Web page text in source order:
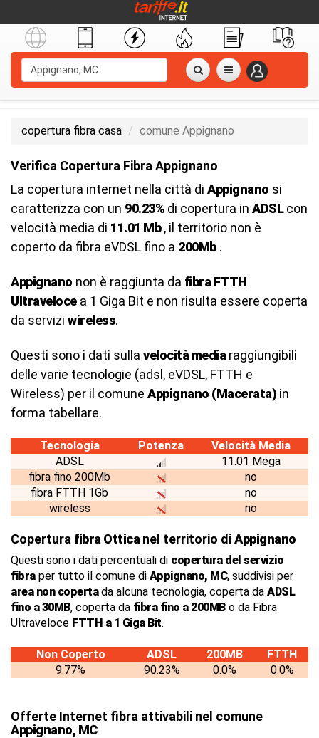
copertura fibra casa comune Appignano
Verifica Copertura Fibra Appignano
La copertura internet nella città di Appignano si
caratterizza con un 90.23% di copertura in ADSLcon
velocità media di 11.01 Mb, il territorio non è
coperto da fibra eVDSL fino a 200Mb.
Appignano non è raggiunta da fibra FTTH
Ultravelocea 1 Giga Bit e non risulta essere coperta
da servizi wireless.
Questi sono i dati sulla velocità media raggiungibili
delle varie tecnologie (adsl, eVDSL, FTTH e
Wireless) per il comune Appignano (Macerata) in
forma tabellare.
Tecnologia Potenza
Velocità Media
ADSL
11.01 Mega
fibra fino 200Mb
no
fibra FTTH 1Gb
no
wireless
no
Copertura fibra Ottica nel territorio diAppignano
Questi sono i dati percentuali di copertura del servizio
fibraper tutto il comune di Appignano, MC, suddivisi per
area non copertada alcuna tecnologia, coperta da ADSL
fino a 30MB, coperta da fibra fino a 200MBo da Fibra
Ultraveloce FTTH a 1 Giga Bit.
Non Coperto ADSL 200MB
FTTH
9.77%
90.23% 0.0% 0.0%
Offerte Internet fibra attivabili nel comune
Appignano, MC